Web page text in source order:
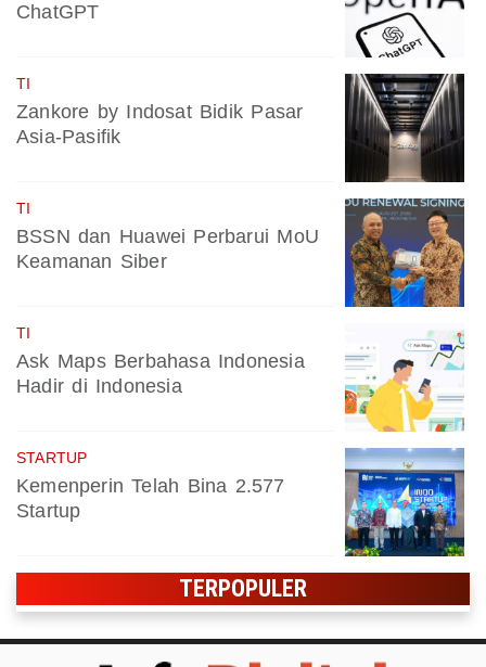
ChatGPT
TI
Zankore by Indosat Bidik Pasar
Asia-Pasifik
TI
BSSN dan Huawei Perbarui MoU
Keamanan Siber
TI
Ask Maps Berbahasa Indonesia
Hadir di Indonesia
STARTUP
Kemenperin Telah Bina 2.577
Startup
TERPOPULER